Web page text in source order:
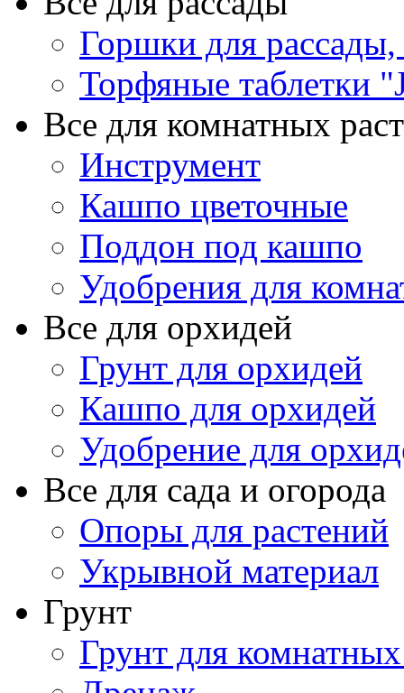
Горшки для рассады,
Торфяные таблетки
Все для комнатных
Инструмент
Кашпо цветочные
Поддон под кашпо
Удобрения для
Все для орхидей
Грунт для орхидей
Кашпо для орхидей
Удобрение для
Все для сада и огорода
Опоры для растений
Укрывной материал
Грунт
Грунт для